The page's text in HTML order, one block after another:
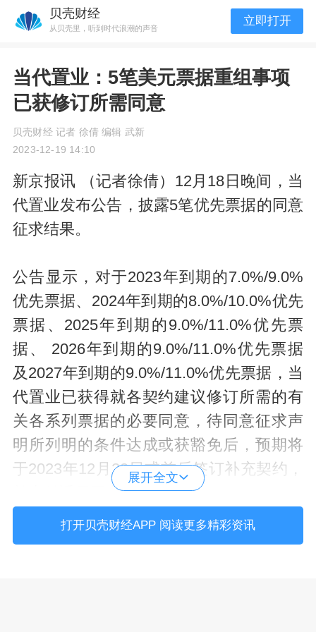
贝壳财经
从贝壳里，听到时代浪潮的声音
立即打开
当代置业：5笔美元票据重组事项
已获修订所需同意
贝壳财经 记者 徐倩 编辑 武新
2023-12-19 14:10
新京报讯 （记者徐倩）12月18日晚间，当
代置业发布公告，披露5笔优先票据的同意
征求结果。
公告显示，对于2023年到期的7.0%/9.0%
优先票据、2024年到期的8.0%/10.0%优先
票据、2025年到期的9.0%/11.0%优先票
据、 2026年到期的9.0%/11.0%优先票据
及2027年到期的9.0%/11.0%优先票据，当
代置业已获得就各契约建议修订所需的有
关各系列票据的必要同意，待同意征求声
明所列明的条件达成或获豁免后，预期将
于2023年12月22日或前后签订补充契约，
并支付适用同意费。
此外，在2023年票据补充契约生效后，当
展开全文
打开贝壳财经APP 阅读更多精彩资讯